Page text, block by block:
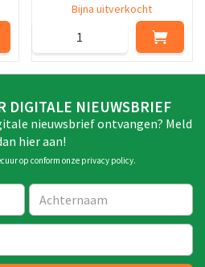
Bijna uitverkocht
DIGITALE NIEUWSBRIEF
nieuwsbrief ontvangen? Meld
hier aan!
op conform onze privacy policy.